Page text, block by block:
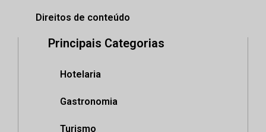
Direitos de conteúdo
Principais Categorias
Hotelaria
Gastronomia
Turismo